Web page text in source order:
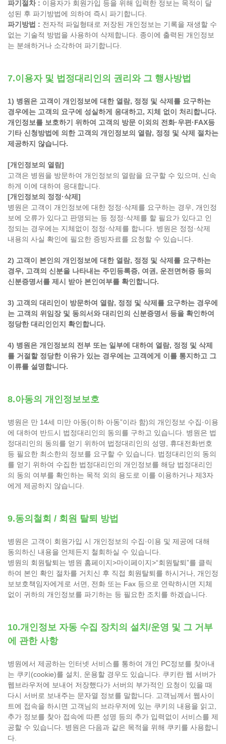
파기절차 : 이용자가 회원가입 등을 위해 입력한 정보는 목적이 달
성된 후 파기방법에 의하여 즉시 파기합니다.
파기방법 : 전자적 파일형태로 저장된 개인정보는 기록을 재생할 수
없는 기술적 방법을 사용하여 삭제합니다. 종이에 출력된 개인정보
는 분쇄하거나 소각하여 파기합니다.
7.이용자 및 법정대리인의 권리와 그 행사방법
1) 병원은 고객이 개인정보에 대한 열람, 정정 및 삭제를 요구하는
경우에는 고객의 요구에 성실하게 응대하고, 지체 없이 처리합니다.
개인정보를 보호하기 위하여 고객의 방문 이외의 전화·우편·FAX등
기타 신청방법에 의한 고객의 개인정보의 열람, 정정 및 삭제 절차는
제공하지 않습니다.
[개인정보의 열람]
고객은 병원을 방문하여 개인정보의 열람을 요구할 수 있으며, 신속
하게 이에 대하여 응대합니다.
[개인정보의 정정·삭제]
병원은 고객이 개인정보에 대한 정정·삭제를 요구하는 경우, 개인정
보에 오류가 있다고 판명되는 등 정정·삭제를 할 필요가 있다고 인
정되는 경우에는 지체없이 정정·삭제를 합니다. 병원은 정정·삭제
내용의 사실 확인에 필요한 증빙자료를 요청할 수 있습니다.
2) 고객이 본인의 개인정보에 대한 열람, 정정 및 삭제를 요구하는
경우, 고객의 신분을 나타내는 주민등록증, 여권, 운전면허증 등의
신분증명서를 제시 받아 본인여부를 확인합니다.
3) 고객의 대리인이 방문하여 열람, 정정 및 삭제를 요구하는 경우에
는 고객의 위임장 및 동의서와 대리인의 신분증명서 등을 확인하여
정당한 대리인인지 확인합니다.
4) 병원은 개인정보의 전부 또는 일부에 대하여 열람, 정정 및 삭제
를 거절할 정당한 이유가 있는 경우에는 고객에게 이를 통지하고 그
이류를 설명합니다.
8.아동의 개인정보보호
병원은 만 14세 미만 아동(이하 아동”이라 함)의 개인정보 수집·이용
에 대하여 반드시 법정대리인의 동의를 구하고 있습니다. 병원은 법
정대리인의 동의를 얻기 위하여 법정대리인의 성명, 휴대전화번호
등 필요한 최소한의 정보를 요구할 수 있습니다. 법정대리인의 동의
를 얻기 위하여 수집한 법정대리인의 개인정보를 해당 법정대리인
의 동의 여부를 확인하는 목적 외의 용도로 이를 이용하거나 제3자
에게 제공하지 않습니다.
9.동의철회 / 회원 탈퇴 방법
병원은 고객이 회원가입 시 개인정보의 수집·이용 및 제공에 대해
동의하신 내용을 언제든지 철회하실 수 있습니다.
병원의 회원탈퇴는 병원 홈페이지>마이페이지>“회원탈퇴”를 클릭
하여 본인 확인 절차를 거치신 후 직접 회원탈퇴를 하시거나, 개인정
보보호책임자에게로 서면, 전화 또는 Fax 등으로 연락하시면 지체
없이 귀하의 개인정보를 파기하는 등 필요한 조치를 하겠습니다.
10.개인정보 자동 수집 장치의 설치/운영 및 그 거부
에 관한 사항
병원에서 제공하는 인터넷 서비스를 통하여 개인 PC정보를 찾아내
는 쿠키(cookie)를 설치, 운용할 경우도 있습니다. 쿠키란 웹 서버가
웹브라우저에 보내어 저장했다가 서버의 부가적인 요청이 있을 때
다시 서버로 보내주는 문자열 정보를 말합니다. 고객님께서 웹사이
트에 접속을 하시면 고객님의 브라우저에 있는 쿠키의 내용을 읽고,
추가 정보를 찾아 접속에 따른 성명 등의 추가 입력없이 서비스를 제
공할 수 있습니다. 병원은 다음과 같은 목적을 위해 쿠키를 사용합니
다.